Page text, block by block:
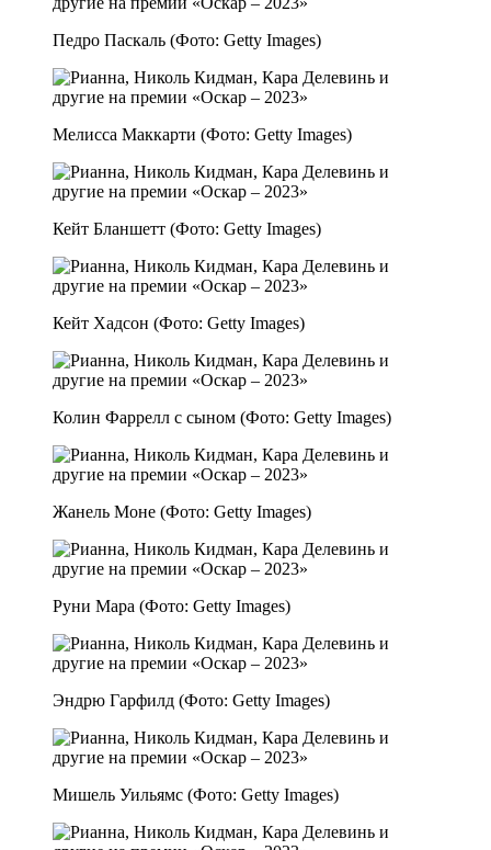
Педро Паскаль (Фото: Getty Images)
Мелисса Маккарти (Фото: Getty Images)
Кейт Бланшетт (Фото: Getty Images)
Кейт Хадсон (Фото: Getty Images)
Колин Фаррелл с сыном (Фото: Getty Images)
Жанель Моне (Фото: Getty Images)
Руни Мара (Фото: Getty Images)
Эндрю Гарфилд (Фото: Getty Images)
Мишель Уильямс (Фото: Getty Images)